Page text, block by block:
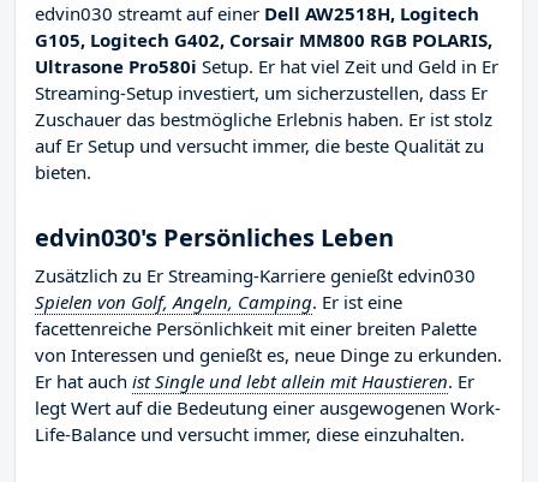
edvin030 streamt auf einer Dell AW2518H, Logitech
G105, Logitech G402, Corsair MM800 RGB POLARIS,
Ultrasone Pro580i Setup. Er hat viel Zeit und Geld in Er
Streaming-Setup investiert, um sicherzustellen, dass Er
Zuschauer das bestmögliche Erlebnis haben. Er ist stolz
auf Er Setup und versucht immer, die beste Qualität zu
bieten.
edvin030's Persönliches Leben
Zusätzlich zu Er Streaming-Karriere genießt edvin030
Spielen von Golf, Angeln, Camping. Er ist eine
facettenreiche Persönlichkeit mit einer breiten Palette
von Interessen und genießt es, neue Dinge zu erkunden.
Er hat auch ist Single und lebt allein mit Haustieren. Er
legt Wert auf die Bedeutung einer ausgewogenen Work-
Life-Balance und versucht immer, diese einzuhalten.